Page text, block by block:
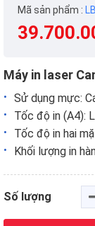
Mã sản phẩm :
Máy in laser
Sử dụng mực:
Tốc độ in (A4):
Tốc độ in hai
Khối lượng in
Số lượng